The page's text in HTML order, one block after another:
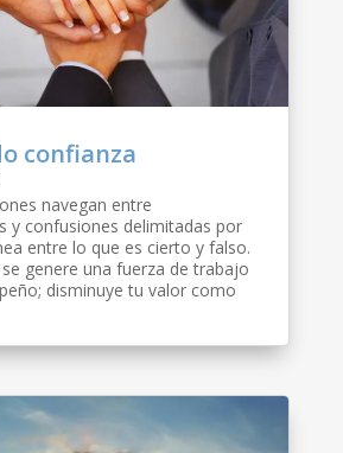
confianza
navegan entre
y confusiones delimitadas por
entre lo que es cierto y falso.
genere una fuerza de trabajo
disminuye tu valor como